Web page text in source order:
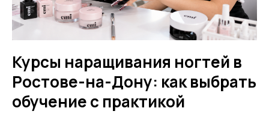
Курсы наращивания ногтей в
Ростове-на-Дону: как выбрать
обучение с практикой